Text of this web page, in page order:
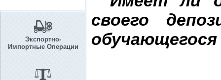
Экспортно-
Импортные Операции
своего